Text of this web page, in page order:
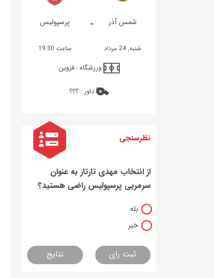
- شمس آذر پرسپولیس
شنبه, 24 مرداد ساعت 19:30
ورزشگاه :قزوین
داور :؟؟؟
نظرسنجی
از انتخاب مهدی تارتار به عنوان
سرمربی پرسپولیس راضی هستید؟
بله
خیر
ثبت رای نتایج